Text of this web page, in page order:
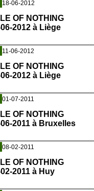
18-06-2012
OF NOTHING
2012 à Liège
11-06-2012
OF NOTHING
2012 à Liège
01-07-2011
OF NOTHING
06-2011 à Bruxelles
08-02-2011
OF NOTHING
2011 à Huy